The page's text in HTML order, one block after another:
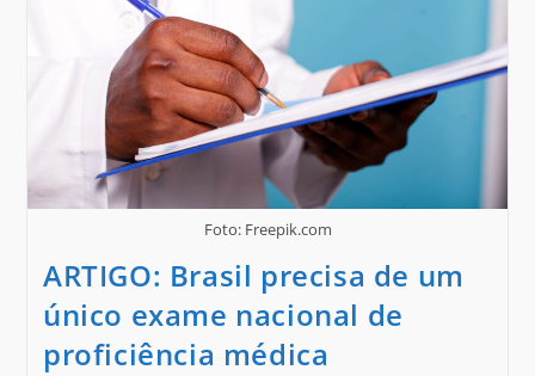
Foto: Freepik.com
ARTIGO: Brasil precisa de um
único exame nacional de
proficiência médica